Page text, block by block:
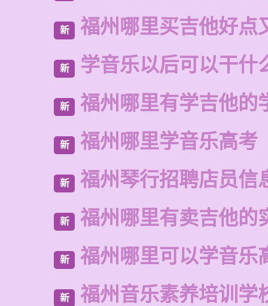
新 福州哪里买吉他好点
新 学音乐以后可以干什
新 福州哪里有学吉他的
新 福州哪里学音乐高考
新 福州琴行招聘店员信
新 福州哪里有卖吉他的
新 福州哪里可以学音乐
新 福州音乐素养培训学